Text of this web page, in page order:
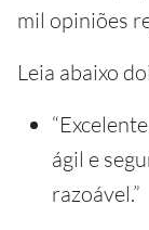
mil opiniões
Leia abaixo
ágil e
razoável.”